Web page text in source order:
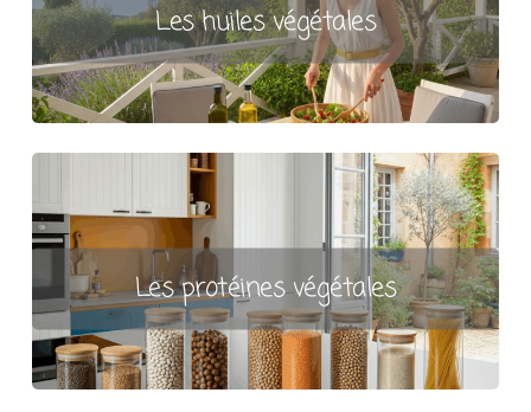
Les huiles végétales
Les protéines végétales